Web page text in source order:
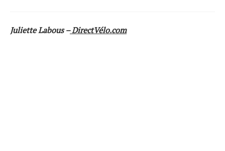
Juliette Labous –DirectVélo.com